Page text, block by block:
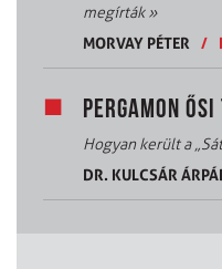
megírták»
MORVAY PÉTER
/
PERGAMON
Hogyan került a
DR. KULCSÁR